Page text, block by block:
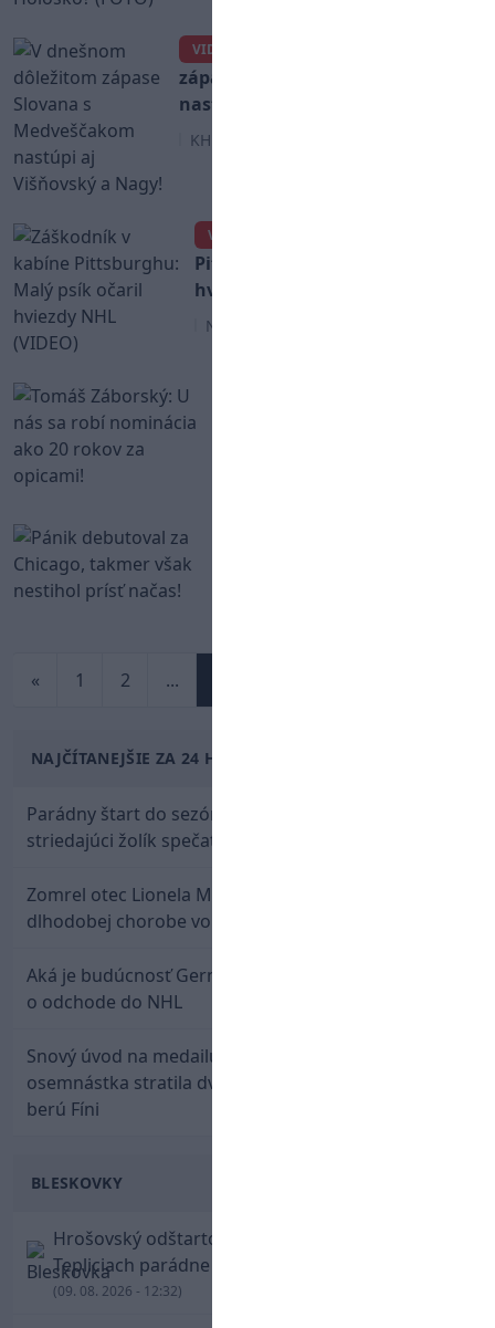
VIDEO
zápase Slovana s Medveščakom
nastúpi aj Višňovský a Nagy!
KHL
VIDEO
Pittsburghu: Malý psík očaril
hviezdy NHL (VIDEO)
NHL
« 1 2 ...
NAJČÍTANEJŠIE ZA 24 HODÍN
Parádny štart do sezóny: Rýchlik Boženík ako
striedajúci žolík spečatil postup Stoke
Zomrel otec Lionela Messiho. Jorge podľahol
dlhodobej chorobe vo veku 68 rokov
Aká je budúcnosť Gernáta a Pánika? Rusi špekulujú
o odchode do NHL
Snový úvod na medailu nestačil: Slovenská
osemnástka stratila dvojgólový náskok a bronz
berú Fíni
BLESKOVKY
Hrošovský odštartoval šialenú prestrelku! V
Tepliciach parádne skóroval už v prvej minúte
(09. 08. 2026 - 12:32)